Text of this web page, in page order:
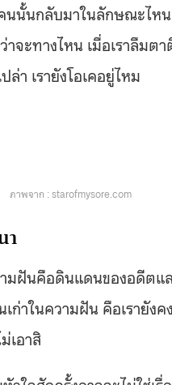
นนั้นกลับมาในลักษณะไห
ะทางไหน เมื่อเราลืมต
า เรายังโอเคอยู่ไหม
ภาพจาก : starofmysore.com
า
มฝันคือดินแดนของอดีตแ
ก่าในความฝัน คือเรายัง
เอาสิ